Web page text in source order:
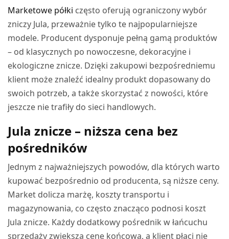
Marketowe półki często oferują ograniczony wybór
zniczy Jula, przeważnie tylko te najpopularniejsze
modele. Producent dysponuje pełną gamą produktów
– od klasycznych po nowoczesne, dekoracyjne i
ekologiczne znicze. Dzięki zakupowi bezpośredniemu
klient może znaleźć idealny produkt dopasowany do
swoich potrzeb, a także skorzystać z nowości, które
jeszcze nie trafiły do sieci handlowych.
Jula znicze – niższa cena bez
pośredników
Jednym z najważniejszych powodów, dla których warto
kupować bezpośrednio od producenta, są niższe ceny.
Market dolicza marżę, koszty transportu i
magazynowania, co często znacząco podnosi koszt
Jula znicze. Każdy dodatkowy pośrednik w łańcuchu
sprzedaży zwiększa cenę końcową, a klient płaci nie